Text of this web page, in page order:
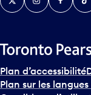
n
s
u
r
Plan d’accessibilité
Plan sur les